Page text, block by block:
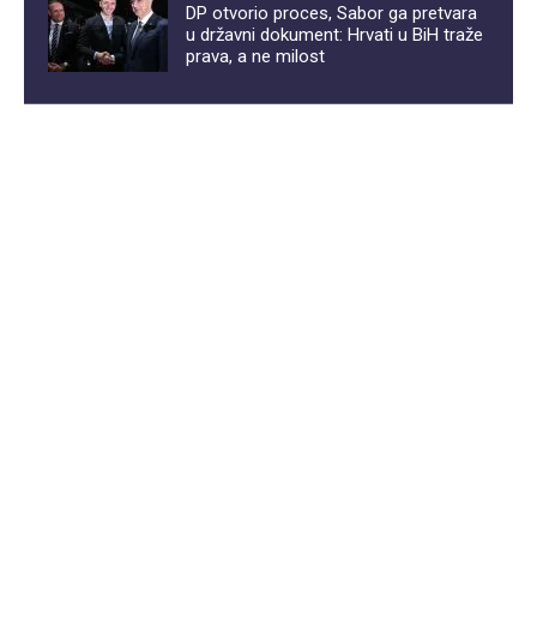
DP otvorio proces, Sabor ga pretvara
u državni dokument: Hrvati u BiH traže
prava, a ne milost